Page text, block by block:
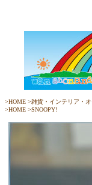
>HOME >雑貨・インテリア・
>HOME >SNOOPY!